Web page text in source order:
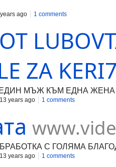
ago 1 comments
ZA
МЪЖ КЪМ ЕДНА ЖЕНА
13 years ago 1 comments
С ГОЛЯМА
13 years ago 1 comments